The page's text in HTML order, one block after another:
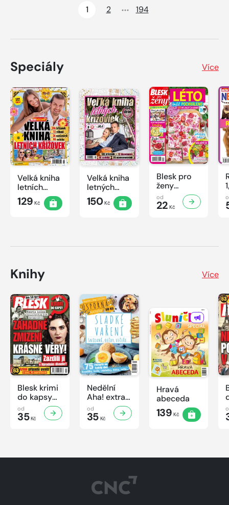
1
2 194
Speciály Více
Velká kniha
letních
křížovek
2026
129 Kč
Velká kniha
letných
krížoviek s
TV JOJ
150Kč
Blesk pro
ženy
speciál
č.2/2026
od
22 Kč
Knihy Více
Blesk krimi
do kapsy
č.7/2026
od
35Kč
Nedělní
Aha! extra
č.3/2026
Úsporná
od
35Kč
Hravá
abeceda
139 Kč